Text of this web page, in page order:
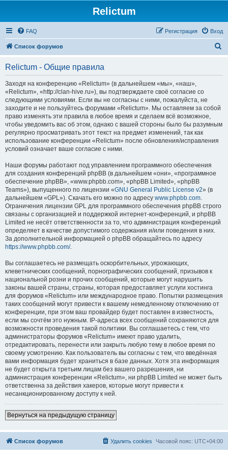
Relictum
FAQ Вход
Регистрация
Список форумов
Relictum - Общие правила
Заходя на конференцию «Relictum» (в дальнейшем «мы», «наш»,
«Relictum», «http://clan-hive.ru»), вы подтверждаете своё согласие со
следующими условиями. Если вы не согласны с ними, пожалуйста, не
заходите и не пользуйтесь форумами «Relictum». Мы оставляем за собой
право изменять эти правила в любое время и сделаем всё возможное,
чтобы уведомить вас об этом, однако с вашей стороны было бы разумным
регулярно просматривать этот текст на предмет изменений, так как
использование конференции «Relictum» после обновления/исправления
условий означает ваше согласие с ними.
Наши форумы работают под управлением программного обеспечения
для создания конференций phpBB (в дальнейшем «они», «программное
обеспечение phpBB», «www.phpbb.com», «phpBB Limited», «phpBB
Teams»), выпущенного по лицензии «GNU General Public License v2» (в
дальнейшем «GPL»). Скачать его можно по адресу www.phpbb.com.
Ограничения лицензии GPL для программного обеспечения phpBB строго
связаны с организацией и поддержкой интернет-конференций, и phpBB
Limited не несёт ответственности за то, что администрация конференций
определяет в качестве допустимого содержания и/или поведения в них.
За дополнительной информацией о phpBB обращайтесь по адресу
https://www.phpbb.com/.
Вы соглашаетесь не размещать оскорбительных, угрожающих,
клеветнических сообщений, порнографических сообщений, призывов к
национальной розни и прочих сообщений, которые могут нарушить
законы вашей страны, страны, которая предоставляет услуги хостинга
для форумов «Relictum» или международное право. Попытки размещения
таких сообщений могут привести к вашему немедленному отключению от
конференции, при этом ваш провайдер будет поставлен в известность,
если мы сочтём это нужным. IP-адреса всех сообщений сохраняются для
возможности проведения такой политики. Вы соглашаетесь с тем, что
администраторы форумов «Relictum» имеют право удалить,
отредактировать, перенести или закрыть любую тему в любое время по
своему усмотрению. Как пользователь вы согласны с тем, что введённая
вами информация будет храниться в базе данных. Хотя эта информация
не будет открыта третьим лицам без вашего разрешения, ни
администрация конференции «Relictum», ни phpBB Limited не может быть
ответственна за действия хакеров, которые могут привести к
несанкционированному доступу к ней.
Вернуться на предыдущую страницу
Список форумов Часовой пояс: UTC+04:00
Удалить cookies